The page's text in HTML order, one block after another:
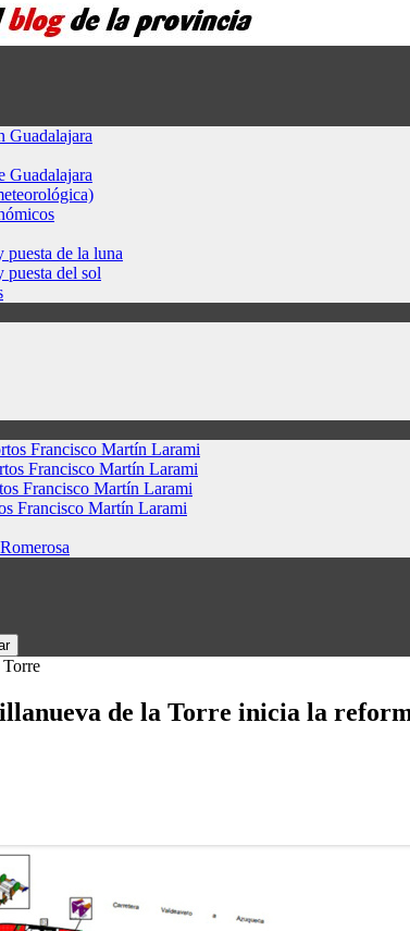
Guadalajara
Guadalajara
puesta de la luna
puesta del sol
Francisco Martín Larami
Francisco Martín Larami
Francisco Martín Larami
Francisco Martín Larami
de la Torre inicia la